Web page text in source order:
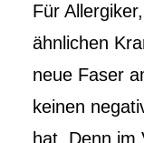
Für
ähnlichen
neue Faser
keinen
hat. Denn im